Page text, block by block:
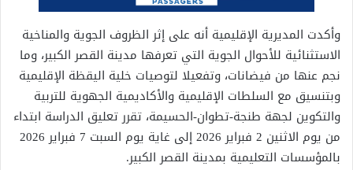
وأكدت المديرية الإقليمية أنه على إثر الظروف الجوية والمناخية
الاستثنائية للأحوال الجوية التي تعرفها مدينة القصر الكبير، وما
نجم عنها من فيضانات، وتفعيلا لتوصيات خلية اليقظة الإقليمية
وبتنسيق مع السلطات الإقليمية والأكاديمية الجهوية للتربية
والتكوين لجهة طنجة-تطوان-الحسيمة، تقرر تعليق الدراسة ابتداء
من يوم الاثنين 2 فبراير 2026 إلى غاية يوم السبت 7 فبراير 2026
بالمؤسسات التعليمية بمدينة القصر الكبير.